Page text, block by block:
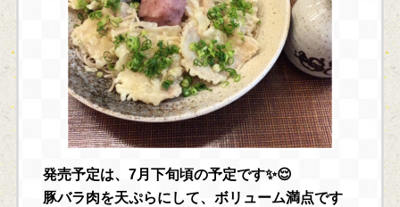
発売予定は、7月下旬頃の予定です✨😌
豚バラ肉を天ぷらにして、ボリューム満点です